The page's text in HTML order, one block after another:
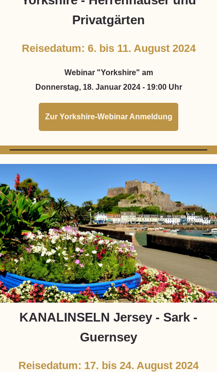
Privatgärten
Reisedatum: 6. bis 11. August 2024
Webinar "Yorkshire" am
Donnerstag, 18. Januar 2024 - 19:00 Uhr
Zur Yorkshire-Webinar Anmeldung
KANALINSELN Jersey - Sark -
Guernsey
Reisedatum: 17. bis 24. August 2024